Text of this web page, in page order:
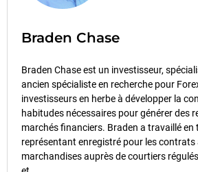
Braden Chase
Braden Chase est un investisseur,
ancien spécialiste en recherche pour
investisseurs en herbe à développer la
habitudes nécessaires pour générer des
marchés financiers. Braden a travaillé en
représentant enregistré pour les contrats
marchandises auprès de courtiers